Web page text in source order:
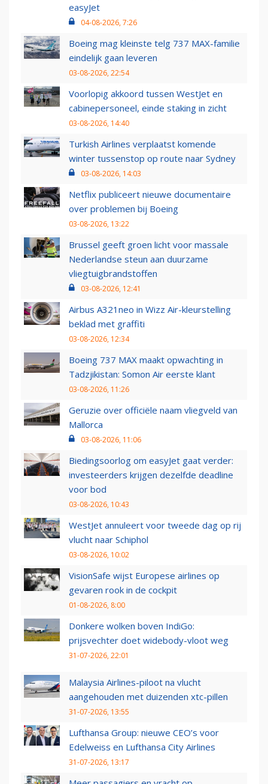
easyJet
04-08-2026, 7:26
Boeing mag kleinste telg 737 MAX-familie
eindelijk gaan leveren
03-08-2026, 22:54
Voorlopig akkoord tussen WestJet en
cabinepersoneel, einde staking in zicht
03-08-2026, 14:40
Turkish Airlines verplaatst komende
winter tussenstop op route naar Sydney
03-08-2026, 14:03
Netflix publiceert nieuwe documentaire
over problemen bij Boeing
03-08-2026, 13:22
Brussel geeft groen licht voor massale
Nederlandse steun aan duurzame
vliegtuigbrandstoffen
03-08-2026, 12:41
Airbus A321neo in Wizz Air-kleurstelling
beklad met graffiti
03-08-2026, 12:34
Boeing 737 MAX maakt opwachting in
Tadzjikistan: Somon Air eerste klant
03-08-2026, 11:26
Geruzie over officiële naam vliegveld van
Mallorca
03-08-2026, 11:06
Biedingsoorlog om easyJet gaat verder:
investeerders krijgen dezelfde deadline
voor bod
03-08-2026, 10:43
WestJet annuleert voor tweede dag op rij
vlucht naar Schiphol
03-08-2026, 10:02
VisionSafe wijst Europese airlines op
gevaren rook in de cockpit
01-08-2026, 8:00
Donkere wolken boven IndiGo:
prijsvechter doet widebody-vloot weg
31-07-2026, 22:01
Malaysia Airlines-piloot na vlucht
aangehouden met duizenden xtc-pillen
31-07-2026, 13:55
Lufthansa Group: nieuwe CEO’s voor
Edelweiss en Lufthansa City Airlines
31-07-2026, 13:17